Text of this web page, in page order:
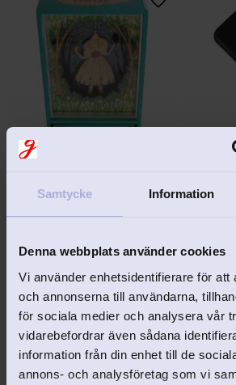
Samtycke Information
Denna webbplats använder cookies
Vi använder enhetsidentifierare för att
och annonserna till användarna,
för sociala medier och analysera vår
vidarebefordrar även sådana
information från din enhet till de
annons- och analysföretag som vi
EJ GRAVERINGSBAR
Speldosa-smyckeskrin
dansande flicka
Smyckeskrin dansande fé
Lägg till i
TOM
Matt
Tuff
Lägg till i
15%